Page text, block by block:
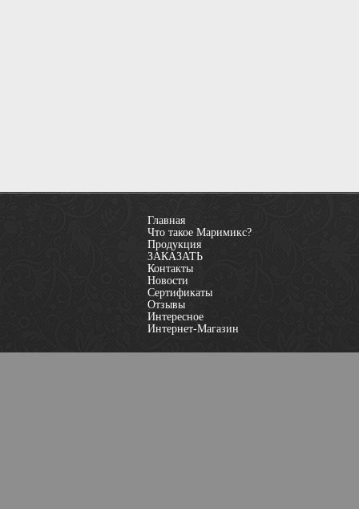
Главная
Что такое Маримикс?
Продукция
ЗАКАЗАТЬ
Контакты
Новости
Сертификаты
Отзывы
Интересное
Интернет-Магазин